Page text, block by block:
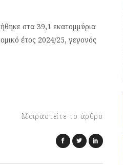
στα 39,1 εκατομμύρια
έτος 2024/25, γεγονός
Μοιραστείτε το άρθρο